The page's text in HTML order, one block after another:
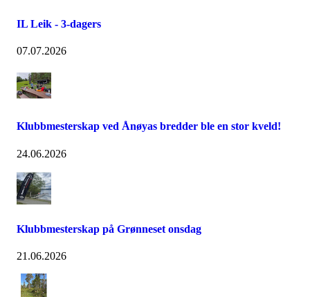
IL Leik - 3-dagers
07.07.2026
Klubbmesterskap ved Ånøyas bredder ble en stor kveld!
24.06.2026
Klubbmesterskap på Grønneset onsdag
21.06.2026